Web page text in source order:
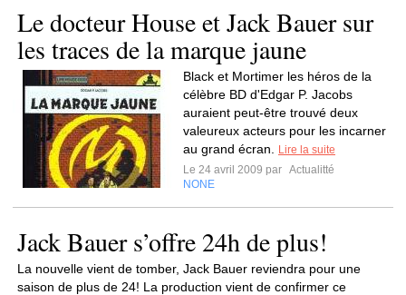
Le docteur House et Jack Bauer sur
les traces de la marque jaune
Black et Mortimer les héros de la
célèbre BD d'Edgar P. Jacobs
auraient peut-être trouvé deux
valeureux acteurs pour les incarner
au grand écran.
Lire la suite
Le 24 avril 2009 par Actualitté
NONE
Jack Bauer s’offre 24h de plus!
La nouvelle vient de tomber, Jack Bauer reviendra pour une
saison de plus de 24! La production vient de confirmer ce